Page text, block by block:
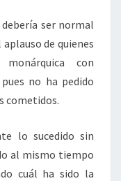
ser normal
de quienes
con
no ha pedido
cometidos.
lo sucedido sin
al mismo tiempo
cuál ha sido la